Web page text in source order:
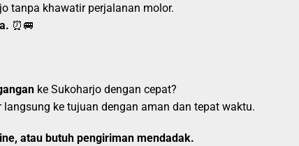
tanpa khawatir perjalanan molor.
⏰🚐
ke Sukoharjo dengan cepat?
langsung ke tujuan dengan aman dan tepat waktu.
atau butuh pengiriman mendadak.